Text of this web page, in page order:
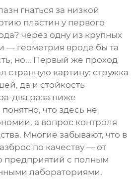
гнаться за низкой
пластин у первого
через одну из крупных
геометрия вроде бы та
но... Первый же проход
странную картину: стружка
да и стойкость
два раза ниже
что здесь не
а вопрос контроля
Многие забывают, что в
по качеству — от
предприятий с полным
лабораториями.